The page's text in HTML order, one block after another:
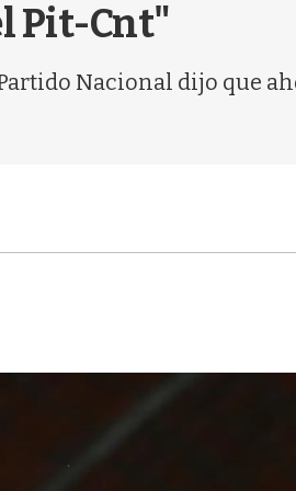
Pit-Cnt"
Nacional dijo que